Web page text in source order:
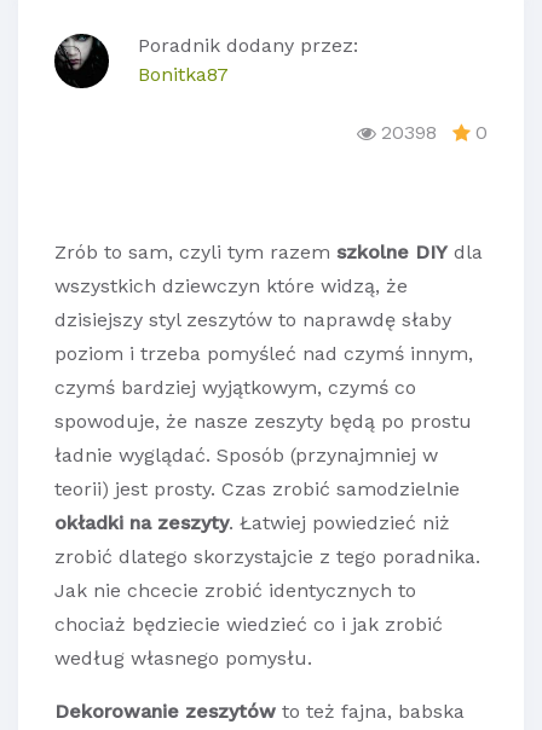
Poradnik dodany przez:
Bonitka87
20398 0
Zrób to sam, czyli tym razem szkolne DIY dla
wszystkich dziewczyn które widzą, że
dzisiejszy styl zeszytów to naprawdę słaby
poziom i trzeba pomyśleć nad czymś innym,
czymś bardziej wyjątkowym, czymś co
spowoduje, że nasze zeszyty będą po prostu
ładnie wyglądać. Sposób (przynajmniej w
teorii) jest prosty. Czas zrobić samodzielnie
okładki na zeszyty. Łatwiej powiedzieć niż
zrobić dlatego skorzystajcie z tego poradnika.
Jak nie chcecie zrobić identycznych to
chociaż będziecie wiedzieć co i jak zrobić
według własnego pomysłu.
Dekorowanie zeszytów to też fajna, babska